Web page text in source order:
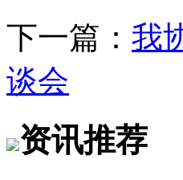
下一篇： 我
谈会
资讯推荐